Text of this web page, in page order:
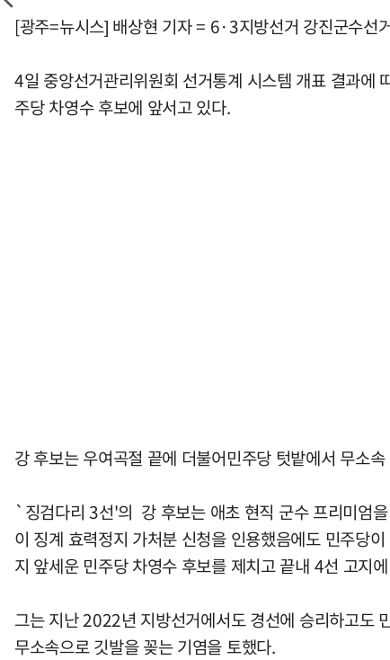
[광주=뉴시스] 배상현 기자 = 6·3지방선거 강진군수선
4일 중앙선거관리위원회 선거통계 시스템 개표 결과
주당 차영수 후보에 앞서고 있다.
강 후보는 우여곡절 끝에 더불어민주당 텃밭에서 무소
`징검다리 3선'의 강 후보는 애초 현직 군수 프리미엄
이 징계 효력정지 가처분 신청을 인용했음에도 민주당
지 앞세운 민주당 차영수 후보를 제치고 끝내 4선 고지
그는 지난 2022년 지방선거에서도 경선에 승리하고도
무소속으로 깃발을 꽂는 기염을 토했다.